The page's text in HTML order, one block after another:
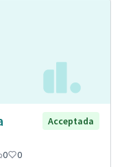
Acceptada
0 0